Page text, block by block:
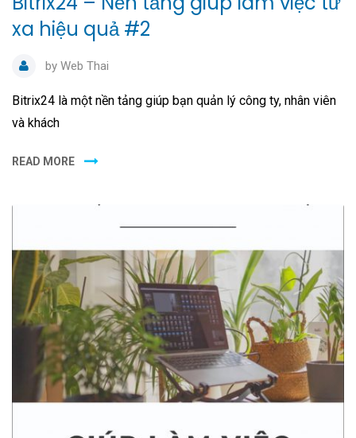
xa hiệu quả #2
by Web Thai
Bitrix24 là một nền tảng giúp bạn quản lý công ty, nhân viên
và khách
READ MORE